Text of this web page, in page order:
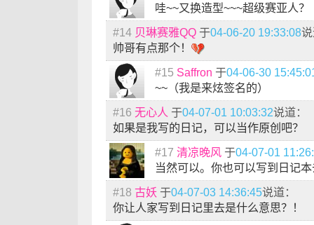
哇~~又换造型~~~超级赛亚人？
#14 贝琳赛雅QQ 于04-06-20 19:33:08
帅哥有点那个！
#15 Saffron 于04-06-30
~~（我是来炫签名的）
#16 无心人 于04-07-01 10:03:32说道：
如果是我写的日记，可以当作原创吧？
#17 清凉晚风 于04-07-01
当然可以。你也可以写到日记
#18 古妖 于04-07-03 14:36:45说道：
你让人家写到日记里去是什么意思？！